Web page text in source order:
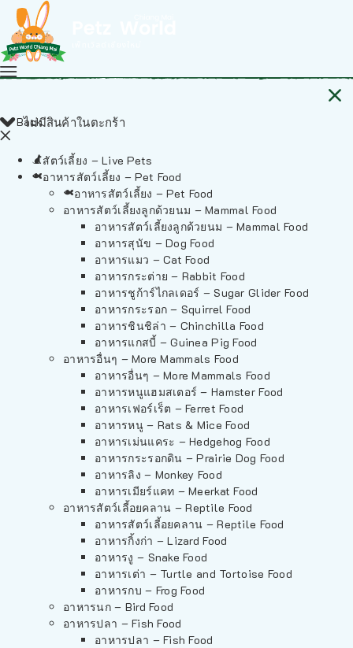
ไม่มีสินค้าในตะกร้า
Back
สัตว์เลี้ยง – Live Pets
อาหารสัตว์เลี้ยง – Pet Food
อาหารสัตว์เลี้ยง – Pet Food
อาหารสัตว์เลี้ยงลูกด้วยนม – Mammal Food
อาหารสัตว์เลี้ยงลูกด้วยนม – Mammal Food
อาหารสุนัข – Dog Food
อาหารแมว – Cat Food
อาหารกระต่าย – Rabbit Food
อาหารชูก้าร์ไกลเดอร์ – Sugar Glider Food
อาหารกระรอก – Squirrel Food
อาหารชินชิล่า – Chinchilla Food
อาหารแกสบี้ – Guinea Pig Food
อาหารอื่นๆ – More Mammals Food
อาหารอื่นๆ – More Mammals Food
อาหารหนูแฮมสเตอร์ – Hamster Food
อาหารเฟอร์เร็ต – Ferret Food
อาหารหนู – Rats & Mice Food
อาหารเม่นแคระ – Hedgehog Food
อาหารกระรอกดิน – Prairie Dog Food
อาหารลิง – Monkey Food
อาหารเมียร์แคท – Meerkat Food
อาหารสัตว์เลี้อยคลาน – Reptile Food
อาหารสัตว์เลี้อยคลาน – Reptile Food
อาหารกิ้งก่า – Lizard Food
อาหารงู – Snake Food
อาหารเต่า – Turtle and Tortoise Food
อาหารกบ – Frog Food
อาหารนก – Bird Food
อาหารปลา – Fish Food
อาหารปลา – Fish Food